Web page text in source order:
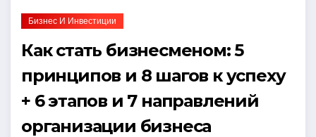
Бизнес И Инвестиции
Как стать бизнесменом: 5
принципов и 8 шагов к успеху
+ 6 этапов и 7 направлений
организации бизнеса